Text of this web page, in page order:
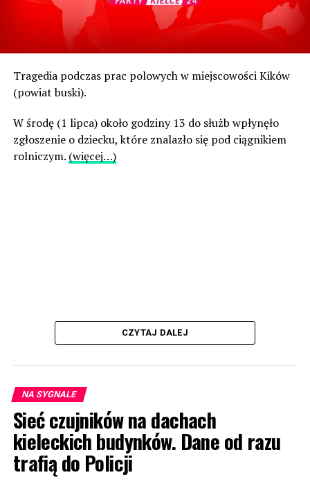
Tragedia podczas prac polowych w miejscowości Kików
(powiat buski).
W środę (1 lipca) około godziny 13 do służb wpłynęło
zgłoszenie o dziecku, które znalazło się pod ciągnikiem
rolniczym. (więcej…)
CZYTAJ DALEJ
NA SYGNALE
Sieć czujników na dachach
kieleckich budynków. Dane od razu
trafią do Policji